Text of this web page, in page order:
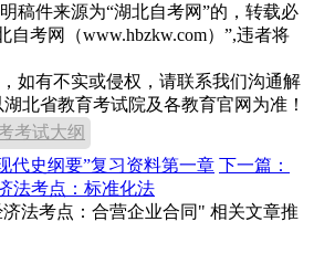
稿件来源为“湖北自考网”的，转载必
自考网（www.hbzkw.com）”,违者将
如有不实或侵权，请联系我们沟通解
北省教育考试院及各教育官网为准！
考试大纲
代史纲要”复习资料第一章 下一篇：
法考点：标准化法
法考点：合营企业合同" 相关文章推